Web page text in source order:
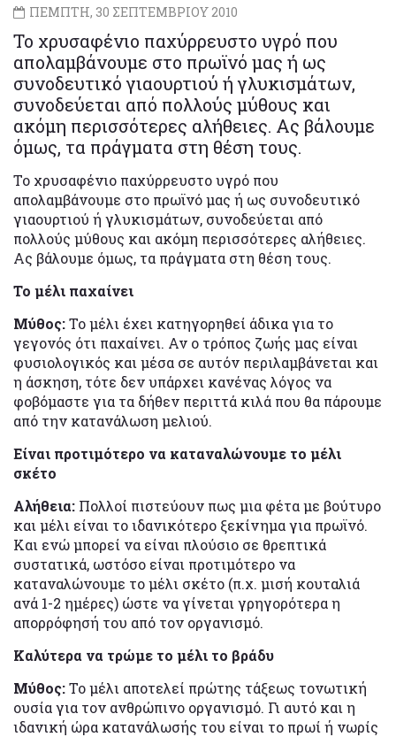
ΠΕΜΠΤΗ, 30 ΣΕΠΤΕΜΒΡΙΟΥ 2010
Το χρυσαφένιο παχύρρευστο υγρό που
απολαμβάνουμε στο πρωϊνό μας ή ως
συνοδευτικό γιαουρτιού ή γλυκισμάτων,
συνοδεύεται από πολλούς μύθους και
ακόμη περισσότερες αλήθειες. Ας βάλουμε
όμως, τα πράγματα στη θέση τους.
Το χρυσαφένιο παχύρρευστο υγρό που
απολαμβάνουμε στο πρωϊνό μας ή ως συνοδευτικό
γιαουρτιού ή γλυκισμάτων, συνοδεύεται από
πολλούς μύθους και ακόμη περισσότερες αλήθειες.
Ας βάλουμε όμως, τα πράγματα στη θέση τους.
Το μέλι παχαίνει
Μύθος:Το μέλι έχει κατηγορηθεί άδικα για το
γεγονός ότι παχαίνει. Αν ο τρόπος ζωής μας είναι
φυσιολογικός και μέσα σε αυτόν περιλαμβάνεται και
η άσκηση, τότε δεν υπάρχει κανένας λόγος να
φοβόμαστε για τα δήθεν περιττά κιλά που θα πάρουμε
από την κατανάλωση μελιού.
Είναι προτιμότερο να καταναλώνουμε το μέλι
σκέτο
Αλήθεια: Πολλοί πιστεύουν πως μια φέτα με βούτυρο
και μέλι είναι το ιδανικότερο ξεκίνημα για πρωϊνό.
Και ενώ μπορεί να είναι πλούσιο σε θρεπτικά
συστατικά, ωστόσο είναι προτιμότερο να
καταναλώνουμε το μέλι σκέτο (π.χ. μισή κουταλιά
ανά 1-2 ημέρες) ώστε να γίνεται γρηγορότερα η
απορρόφησή του από τον οργανισμό.
Καλύτερα να τρώμε το μέλι το βράδυ
Μύθος:Το μέλι αποτελεί πρώτης τάξεως τονωτική
ουσία για τον ανθρώπινο οργανισμό. Γι αυτό και η
ιδανική ώρα κατανάλωσής του είναι το πρωί ή νωρίς